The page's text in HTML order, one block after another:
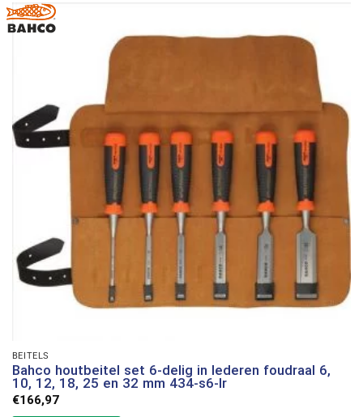
BEITELS
Bahco houtbeitel set 6-delig in lederen foudraal 6,
10, 12, 18, 25 en 32 mm 434-s6-lr
€166,97